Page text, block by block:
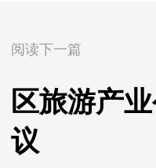
阅读下一篇
区旅游产
议